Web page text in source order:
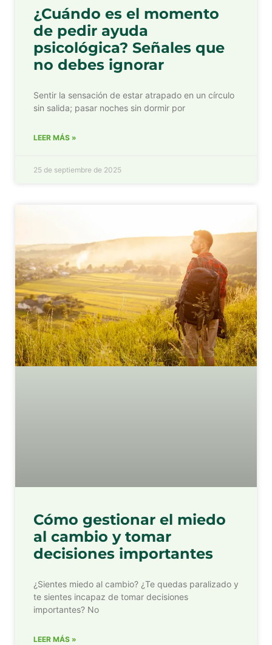
¿Cuándo es el momento
de pedir ayuda
psicológica? Señales que
no debes ignorar
Sentir la sensación de estar atrapado en un círculo
sin salida; pasar noches sin dormir por
LEER MÁS »
25 de septiembre de 2025
Cómo gestionar el miedo
al cambio y tomar
decisiones importantes
¿Sientes miedo al cambio? ¿Te quedas paralizado y
te sientes incapaz de tomar decisiones
importantes? No
LEER MÁS »